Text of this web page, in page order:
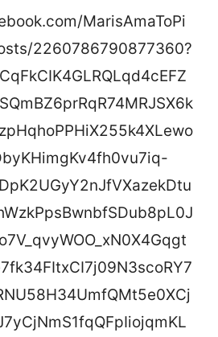
MarisAmaToPi
2260786790877360?